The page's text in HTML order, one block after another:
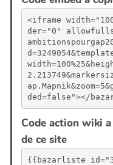
<iframe
der="0"
ded=false"></
Code action wiki
de ce site
{{bazarliste